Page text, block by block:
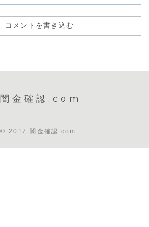
コメントを書き込む
闇金確認.com
© 2017 闇金確認.com.